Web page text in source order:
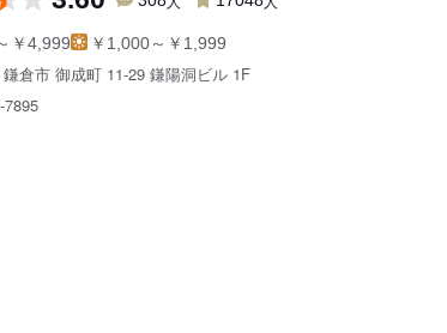
￥4,999 ￥1,000～￥1,999
鎌倉市 御成町 11-29 鎌陽洞ビル 1F
7895